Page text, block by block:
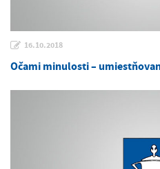
16.10.2018
Očami minulosti –